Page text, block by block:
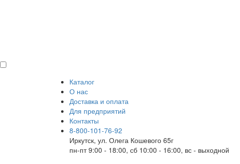
Каталог
О нас
Доставка и оплата
Для предприятий
Контакты
8-800-101-76-92
Иркутск, ул. Олега Кошевого 65г
пн-пт 9:00 - 18:00, сб 10:00 - 16:00, вс - выходной